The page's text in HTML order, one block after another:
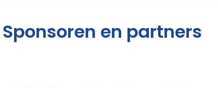
Sponsoren en partners